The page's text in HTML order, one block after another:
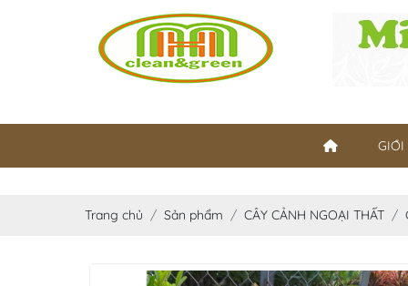
GIỚI
Trang chủ Sản phẩm CÂY CẢNH NGOẠI THẤT